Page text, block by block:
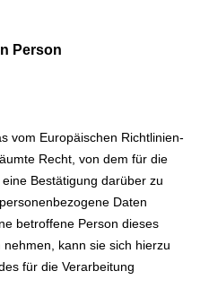
Person
vom Europäischen Richtlinien-
Recht, von dem für die
Bestätigung darüber zu
Daten
betroffene Person dieses
kann sie sich hierzu
für die Verarbeitung